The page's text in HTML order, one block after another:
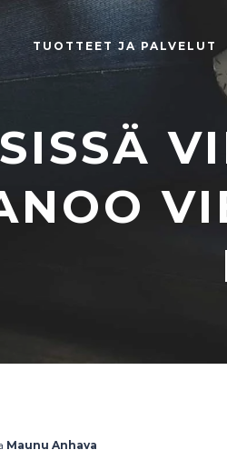
TUOTTEET JA PALVELUT
Maunu Anhava